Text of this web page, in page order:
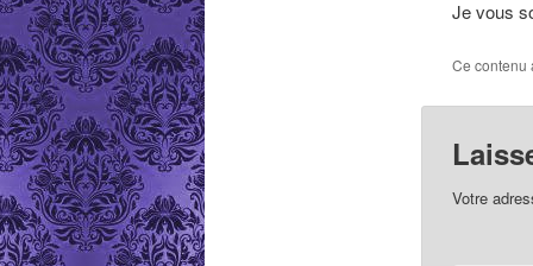
Je vous
Ce contenu
Votre